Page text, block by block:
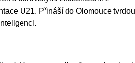
U21. Přináší do Olomouce tvrdou